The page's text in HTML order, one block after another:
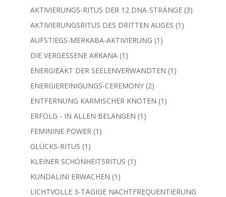
Produkt
AKTIVIERUNGS-RITUS DER 12 DNA-STRÄNGE 33
AKTIVIERUNGSRITUS DES DRITTEN AUGES 1 1
AUFSTIEGS-MERKABA-AKTIVIERUNG 1 1
DIE VERGESSENE ARKANA 1 1
Produkt
ENERGIEAKT DER SEELENVERWANDTEN 1 1
ENERGIEREINIGUNGS-CEREMONY 22
Produkte
ENTFERNUNG KARMISCHER KNOTEN 1 1
ERFOLG - IN ALLEN BELANGEN 1 1
FEMININE POWER 1 1
GLÜCKS-RITUS 1 1
Produkt
KLEINER SCHÖNHEITSRITUS 1 1
KUNDALINI ERWACHEN 1 1
Produkt
LICHTVOLLE 3-TÄGIGE NACHTFREQUENTIERUNG